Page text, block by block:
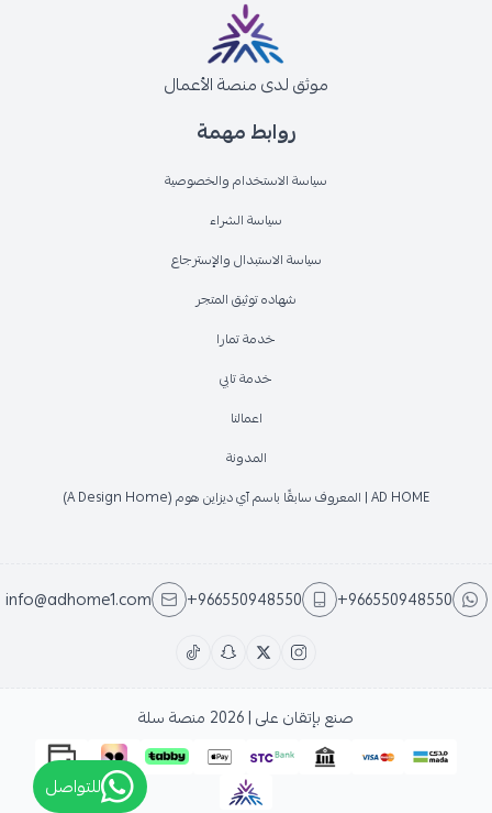
روابط مهمة
سياسة الاستخدام والخصوصية
سياسة الشراء
سياسة الاستبدال والإسترجاع
شهاده توثيق المتجر
خدمة تمارا
خدمة تابي
اعمالنا
المدونة
AD HOME | المعروف سابقًا باسم آي ديزاين هوم (A Design Home)
موثق لدى منصة الأعمال
+966550948550
+966550948550
info@adhome1.com
صنع بإتقان على | 2026 منصة سلة
للتواصل